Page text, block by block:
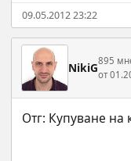
09.05.2012 23:22
NikiG895
от